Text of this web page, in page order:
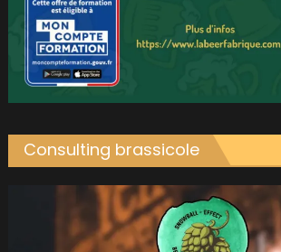
Consulting brassicole